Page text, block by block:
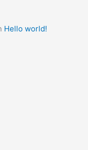
Hello world!